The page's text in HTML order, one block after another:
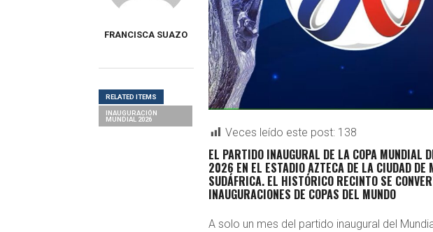
Veces leído este post: 138
EL PARTIDO INAUGURAL DE LA COPA MUNDIAL
2026 EN EL ESTADIO AZTECA DE LA CIUDAD DE
SUDÁFRICA. EL HISTÓRICO RECINTO SE
INAUGURACIONES DE COPAS DEL MUNDO
A solo un mes del partido inaugural del
FRANCISCA SUAZO
RELATED ITEMS
INAUGURACIÓN
MUNDIAL 2026